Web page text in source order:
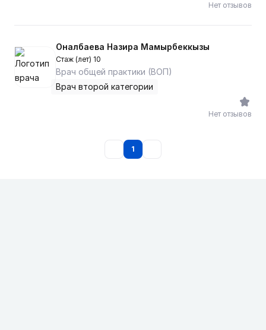
Нет отзывов
Оналбаева Назира Мамырбеккызы
Стаж (лет) 10
Врач общей практики (ВОП)
Врач второй категории
Нет отзывов
1